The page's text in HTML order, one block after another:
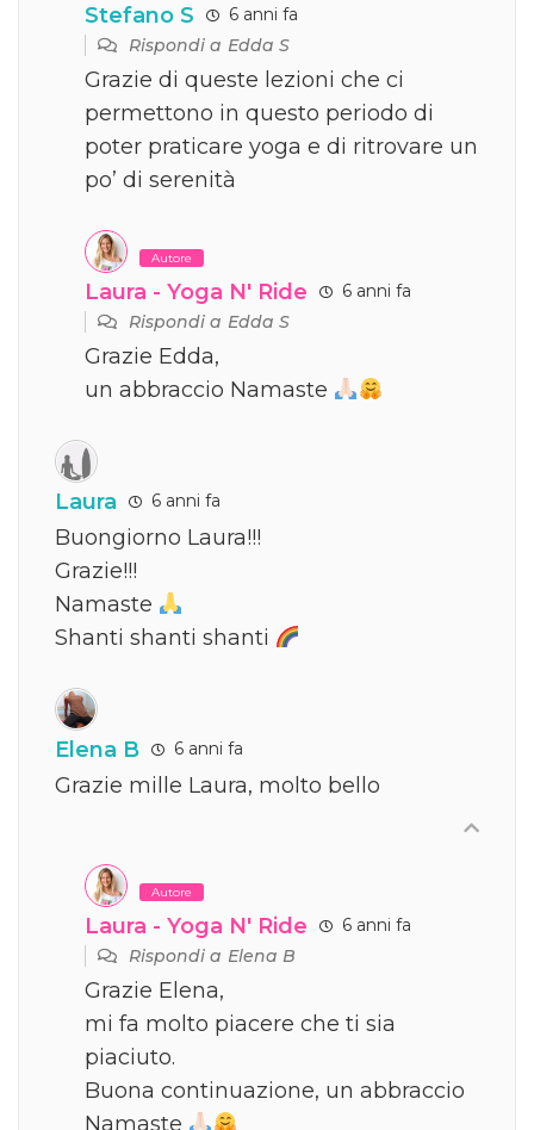
Stefano S
6 anni fa
Rispondi aEdda S
Grazie di queste lezioni che ci
permettono in questo periodo di
poter praticare yoga e di ritrovare un
po’ di serenità
Autore
Laura - Yoga N' Ride
6 anni fa
Rispondi aEdda S
Grazie Edda,
un abbraccio Namaste
Laura 6 anni fa
Buongiorno Laura!!!
Grazie!!!
Namaste
Shanti shanti shanti
Elena B 6 anni fa
Grazie mille Laura, molto bello
Autore
Laura - Yoga N' Ride
6 anni fa
Rispondi aElena B
Grazie Elena,
mi fa molto piacere che ti sia
piaciuto.
Buona continuazione, un abbraccio
Namaste